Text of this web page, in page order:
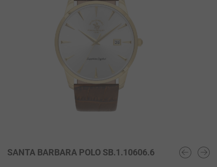
SANTA BARBARA POLO SB.1.10606.6